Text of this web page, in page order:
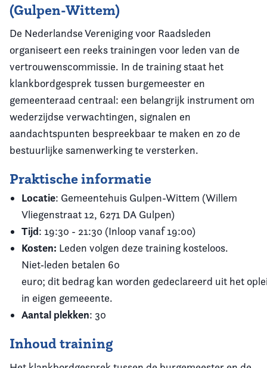
Contact
(Gulpen-Wittem)
De Nederlandse Vereniging voor Raadsleden
organiseert een reeks trainingen voor leden van de
vertrouwenscommissie. In de training staat het
klankbordgesprek tussen burgemeester en
gemeenteraad centraal: een belangrijk instrument om
wederzijdse verwachtingen, signalen en
aandachtspunten bespreekbaar te maken en zo de
bestuurlijke samenwerking te versterken.
Praktische informatie
Locatie: Gemeentehuis Gulpen-Wittem (Willem
Vliegenstraat 12, 6271 DA Gulpen)
Tijd: 19:30 - 21:30 (Inloop vanaf 19:00)
Kosten: Leden volgen deze training kosteloos.
Niet‑leden betalen 60
euro; dit bedrag kan worden gedeclareerd uit het
in eigen gemeeente.
Aantal plekken: 30
Inhoud training